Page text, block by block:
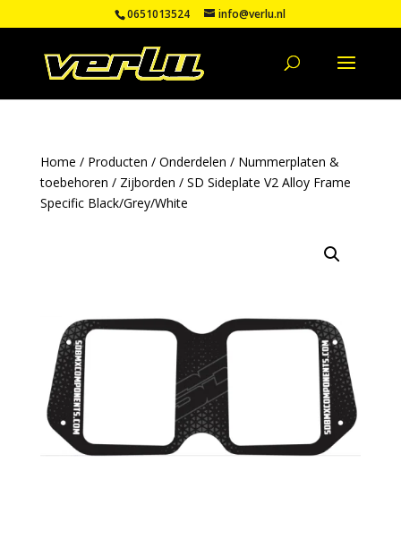
0651013524 info@verlu.nl
Home / Producten / Onderdelen / Nummerplaten &
toebehoren / Zijborden / SD Sideplate V2 Alloy Frame
Specific Black/Grey/White